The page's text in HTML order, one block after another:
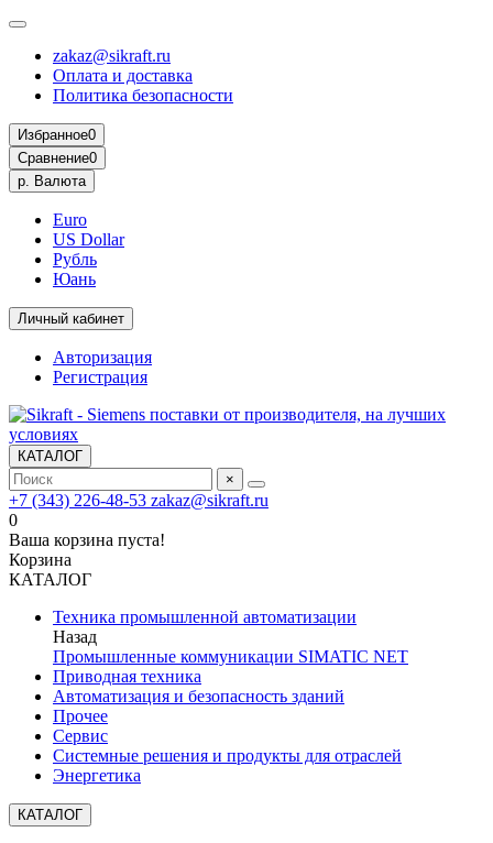
zakaz@sikraft.ru
Оплата и доставка
Политика безопасности
Избранное0
Сравнение0
р. Валюта
Euro
US Dollar
Рубль
Юань
Личный кабинет
Авторизация
Регистрация
КАТАЛОГ
×
+7 (343) 226-48-53 zakaz@sikraft.ru
0
Ваша корзина пуста!
Корзина
КАТАЛОГ
Техника промышленной автоматизации
Назад
Промышленные коммуникации SIMATIC NET
Приводная техника
Автоматизация и безопасность зданий
Прочее
Сервис
Системные решения и продукты для отраслей
Энергетика
КАТАЛОГ